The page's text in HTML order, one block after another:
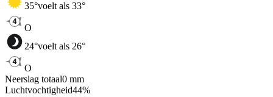
35°voelt als 33°
O
24°voelt als 26°
O
Neerslag totaal0 mm
Luchtvochtigheid44%